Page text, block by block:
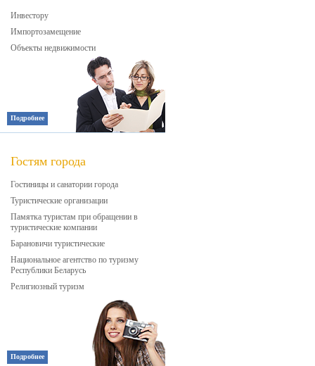
Инвестору
Импортозамещение
Объекты недвижимости
Подробнее
Гостям города
Гостиницы и санатории города
Туристические организации
Памятка туристам при обращении в
туристические компании
Барановичи туристические
Национальное агентство по туризму
Республики Беларусь
Религиозный туризм
Подробнее